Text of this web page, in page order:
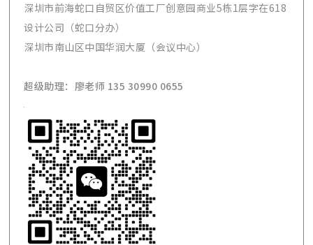
深圳市前海蛇口自贸区价值工厂创意园商业5栋1层字在618
设计公司（蛇口分办）
深圳市南山区中国华润大厦（会议中心）
超级助理：廖老师 135 30990 0655